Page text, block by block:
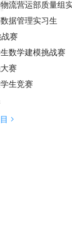
流营运部质量组
据管理实习生
赛
数学建模挑战赛
赛
生竞赛